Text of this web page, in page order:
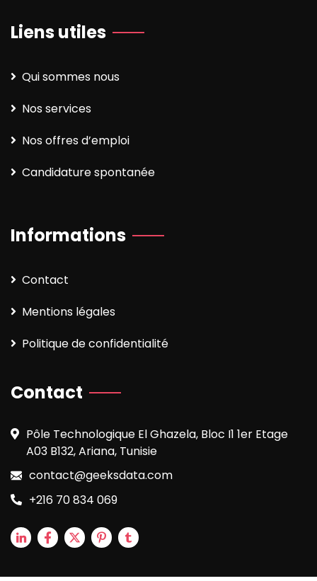
Liens utiles
Qui sommes nous
Nos services
Nos offres d’emploi
Candidature spontanée
Informations
Contact
Mentions légales
Politique de confidentialité
Contact
Pôle Technologique El Ghazela, Bloc I1 1er Etage
A03 B132, Ariana, Tunisie
contact@geeksdata.com
+216 70 834 069